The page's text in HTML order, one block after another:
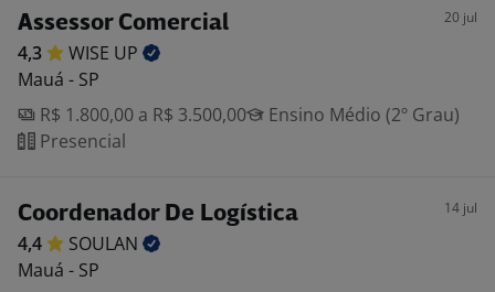
Assessor Comercial 20 jul
4,3 WISE UP
Mauá - SP
R$ 1.800,00 a R$ 3.500,00
Ensino Médio (2º Grau)
Presencial
Coordenador De Logística 14 jul
4,4
SOULAN
Mauá - SP